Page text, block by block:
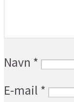
Navn *
E-mail *